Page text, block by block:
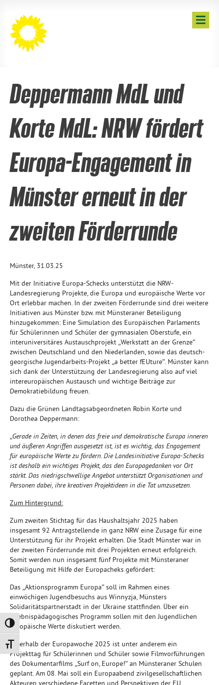
Umschalten auf hohe Kontraste
Schrift vergrößern
N
A
Deppermann MdL und
Korte MdL: NRW fördert
Europa-Engagement in
Münster erneut in der
zweiten Förderrunde
Münster, 31.03.25
Mit der Initiative Europa-Schecks unterstützt die NRW-
Landesregierung Projekte, die Europa und europäische Werte vor
Ort erlebbar machen. In der zweiten Förderrunde sind drei weitere
Initiativen aus Münster bzw. mit Münsteraner Beteiligung
hinzugekommen: Eine Simulation des Europäischen Parlaments
für Schülerinnen und Schüler der gymnasialen Oberstufe, ein
interuniversitäres Austauschprojekt „Werkstatt an der Grenze“
zwischen Deutschland und den Niederlanden, sowie das deutsch-
georgische Jugendarbeits-Projekt „a better fEUture“. Münster kann
sich dank der Unterstützung der Landesregierung also auf viel
intereuropäischen Austausch und wichtige Beiträge zur
Demokratiebildung freuen.
Dazu die Grünen Landtagsabgeordneten Robin Korte und
Dorothea Deppermann:
„Geradein Zeiten, in denen das freie und demokratische Europa inneren
und äußeren Angriffen ausgesetzt ist, ist es wichtig, das Engagement
für europäische Werte zu fördern. Die Landesinitiative Europa-Schecks
ist deshalb ein wichtiges Projekt, das den Europagedanken vor Ort
stärkt. Das niedrigschwellige Angebot unterstützt Organisationen und
Personen dabei, ihre kreativen Projektideen in die Tat umzusetzen.
Zum Hintergrund:
Zum zweiten Stichtag für das Haushaltsjahr 2025 haben
insgesamt 92 Antragstellende in ganz NRW eine Zusage für eine
Unterstützung für ihr Projekt erhalten. Die Stadt Münster war in
der zweiten Förderrunde mit drei Projekten erneut erfolgreich.
Somit werden nun insgesamt fünf Projekte mit Münsteraner
Beteiligung mit Hilfe der Europacheks gefördert:
Das „Aktionsprogramm Europa“ soll im Rahmen eines
einwöchigen Jugendbesuchs aus Winnyzja, Münsters
Solidaritätspartnerstadt in der Ukraine stattfinden. Über ein
erlebnispädagogisches Programm sollen mit den Jugendlichen
europäische Werte diskutiert werden.
Innerhalb der Europawoche 2025 ist unter anderem ein
Projekttag für Schülerinnen und Schüler sowie Filmvorführungen
des Dokumentarfilms „Surf on, Europe!“ an Münsteraner Schulen
geplant. Am 08. Mai soll ein Europaabend zivilgesellschaftlichen
Akteuren verschiedene Facetten und Perspektiven der EU